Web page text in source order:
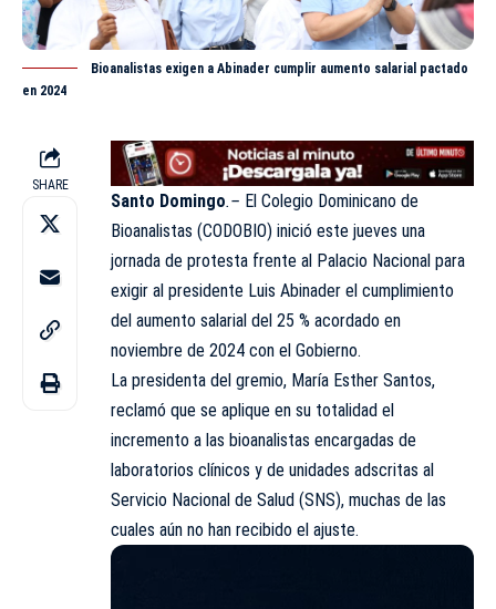
Bioanalistas exigen a Abinader cumplir aumento salarial pactado
en 2024
SHARE
Santo Domingo.– El Colegio Dominicano de
Bioanalistas (CODOBIO) inició este jueves una
jornada de protesta frente al Palacio Nacional para
exigir al presidente Luis Abinader el cumplimiento
del aumento salarial del 25 % acordado en
noviembre de 2024 con el Gobierno.
La presidenta del gremio, María Esther Santos,
reclamó que se aplique en su totalidad el
incremento a las bioanalistas encargadas de
laboratorios clínicos y de unidades adscritas al
Servicio Nacional de Salud (SNS), muchas de las
cuales aún no han recibido el ajuste.